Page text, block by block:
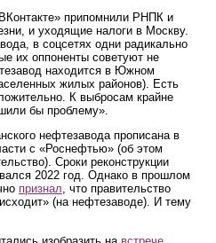
припомнили РНПК и
и уходящие налоги в Москву.
в соцсетях одни радикально
их оппоненты советуют не
находится в Южном
жилых районов). Есть
К выбросам крайне
бы проблему».
нефтезавода прописана в
с «Роснефтью» (об этом
Сроки реконструкции
2022 год. Однако в прошлом
признал, что правительство
(на нефтезаводе). И тему